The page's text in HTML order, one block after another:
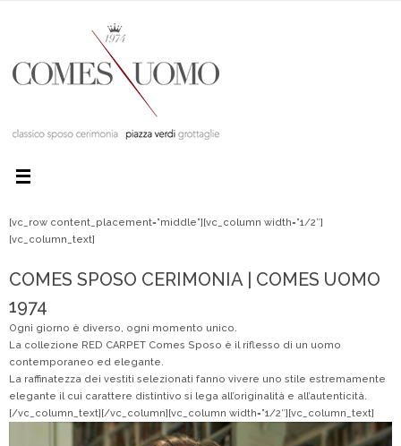
[vc_row content_placement=”middle”][vc_column width=”1/2″]
[vc_column_text]
COMES SPOSO CERIMONIA | COMES UOMO
1974
Ogni giorno è diverso, ogni momento unico.
La collezione RED CARPET Comes Sposo è il riflesso di un uomo
contemporaneo ed elegante.
La raffinatezza dei vestiti selezionati fanno vivere uno stile estremamente
elegante il cui carattere distintivo si lega all’originalità e all’autenticità.
[/vc_column_text][/vc_column][vc_column width=”1/2″][vc_column_text]